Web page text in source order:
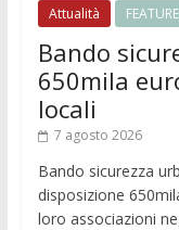
Attualità
Bando
650mila
locali
7 agosto 2026
Bando sicurezza
disposizione
loro associazioni